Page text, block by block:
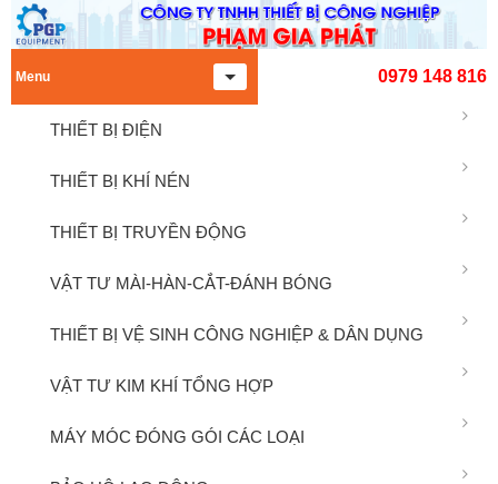
0979 148 816
Menu
THIẾT BỊ ĐIỆN
THIẾT BỊ KHÍ NÉN
THIẾT BỊ TRUYỀN ĐỘNG
VẬT TƯ MÀI-HÀN-CẮT-ĐÁNH BÓNG
THIẾT BỊ VỆ SINH CÔNG NGHIỆP & DÂN DỤNG
VẬT TƯ KIM KHÍ TỔNG HỢP
MÁY MÓC ĐÓNG GÓI CÁC LOẠI